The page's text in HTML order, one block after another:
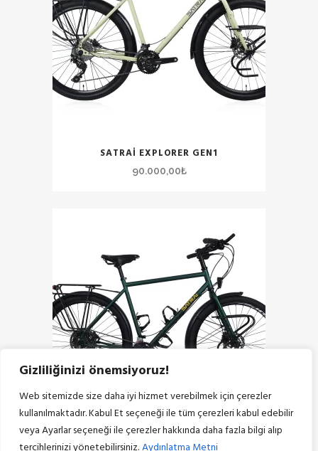
Gizliliğinizi önemsiyoruz!
Web sitemizde size daha iyi hizmet verebilmek için çerezler
kullanılmaktadır. Kabul Et seçeneği ile tüm çerezleri kabul edebilir
veya Ayarlar seçeneği ile çerezler hakkında daha fazla bilgi alıp
SATRAI EXPLORER GEN1
90.000,00₺
SATRAI EXPLORER GEN2